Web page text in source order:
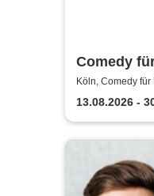
Comedy
Köln, Comedy
13.08.2026 -